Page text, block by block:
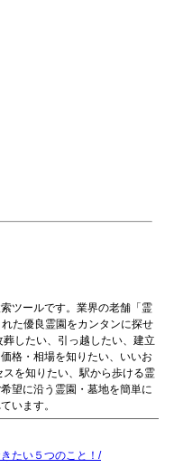
ツールです。業界の老舗「霊
た優良霊園をカンタンに探せ
したい、引っ越したい、建立
格・相場を知りたい、いいお
を知りたい、駅から歩ける霊
望に沿う霊園・墓地を簡単に
います。
たい５つのこと！